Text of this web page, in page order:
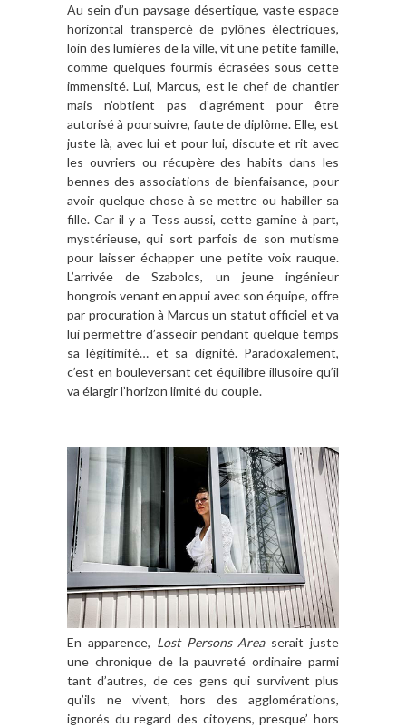
Au sein d’un paysage désertique, vaste espace
horizontal transpercé de pylônes électriques,
loin des lumières de la ville, vit une petite famille,
comme quelques fourmis écrasées sous cette
immensité. Lui, Marcus, est le chef de chantier
mais n’obtient pas d’agrément pour être
autorisé à poursuivre, faute de diplôme. Elle, est
juste là, avec lui et pour lui, discute et rit avec
les ouvriers ou récupère des habits dans les
bennes des associations de bienfaisance, pour
avoir quelque chose à se mettre ou habiller sa
fille. Car il y a Tess aussi, cette gamine à part,
mystérieuse, qui sort parfois de son mutisme
pour laisser échapper une petite voix rauque.
L’arrivée de Szabolcs, un jeune ingénieur
hongrois venant en appui avec son équipe, offre
par procuration à Marcus un statut officiel et va
lui permettre d’asseoir pendant quelque temps
sa légitimité… et sa dignité. Paradoxalement,
c’est en bouleversant cet équilibre illusoire qu’il
va élargir l’horizon limité du couple.
En apparence, Lost Persons Areaserait juste
une chronique de la pauvreté ordinaire parmi
tant d’autres, de ces gens qui survivent plus
qu’ils ne vivent, hors des agglomérations,
ignorés du regard des citoyens, presque’ hors